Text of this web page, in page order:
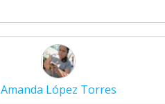
Amanda López Torres